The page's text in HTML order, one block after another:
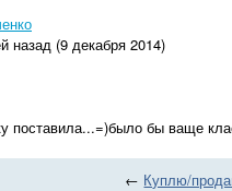
назад (9 декабря 2014)
поставила...=)было бы ваще
← Куплю/